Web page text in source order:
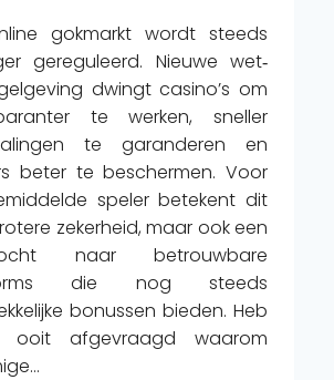
kasino.cz
gokmarkt wordt steeds
gereguleerd. Nieuwe wet‑
dwingt casino’s om
te werken, sneller
te garanderen en
beter te beschermen. Voor
speler betekent dit
zekerheid, maar ook een
naar betrouwbare
die nog steeds
bonussen bieden. Heb
afgevraagd waarom